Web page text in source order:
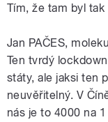
Tím, že tam byl
Jan PAČES,
Ten tvrdý
státy, ale jaksi ten
neuvěřitelný. V
nás je to 4000 na